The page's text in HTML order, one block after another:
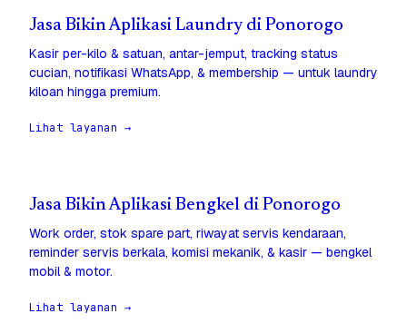
Jasa Bikin Aplikasi Laundry di Ponorogo
Kasir per-kilo & satuan, antar-jemput, tracking status
cucian, notifikasi WhatsApp, & membership — untuk laundry
kiloan hingga premium.
Lihat layanan →
Jasa Bikin Aplikasi Bengkel di Ponorogo
Work order, stok spare part, riwayat servis kendaraan,
reminder servis berkala, komisi mekanik, & kasir — bengkel
mobil & motor.
Lihat layanan →